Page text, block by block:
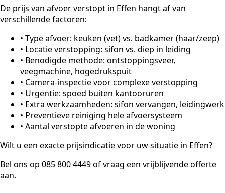
De prijs van afvoer verstopt in Effen hangt af van
verschillende factoren:
• Type afvoer: keuken (vet) vs. badkamer (haar/zeep)
• Locatie verstopping: sifon vs. diep in leiding
• Benodigde methode: ontstoppingsveer,
veegmachine, hogedrukspuit
• Camera-inspectie voor complexe verstopping
• Urgentie: spoed buiten kantooruren
• Extra werkzaamheden: sifon vervangen, leidingwerk
• Preventieve reiniging hele afvoersysteem
• Aantal verstopte afvoeren in de woning
Wilt u een exacte prijsindicatie voor uw situatie in Effen?
Bel ons op 085 800 4449 of vraag een vrijblijvende offerte
aan.